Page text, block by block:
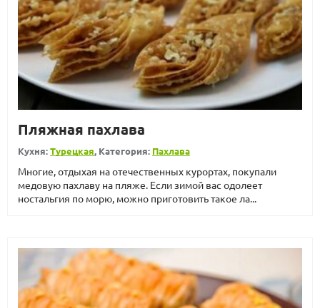
Пляжная пахлава
Кухня:Турецкая, Категория: Пахлава
Многие, отдыхая на отечественных курортах, покупали
медовую пахлаву на пляже. Если зимой вас одолеет
ностальгия по морю, можно приготовить такое ла...